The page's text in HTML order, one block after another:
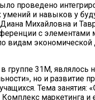
проведено
и навыков у
Михайловна и
с элементами
видам
31М, являлось
но и развитие
Тема занятия:
маркетинга